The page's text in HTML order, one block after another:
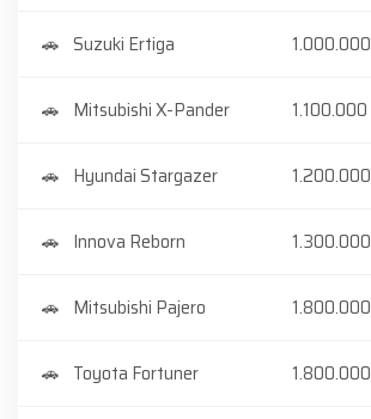
Suzuki Ertiga 1.000.000
Mitsubishi X-Pander 1.100.000
Hyundai Stargazer 1.200.000
Innova Reborn 1.300.000
Mitsubishi Pajero 1.800.000
Toyota Fortuner 1.800.000